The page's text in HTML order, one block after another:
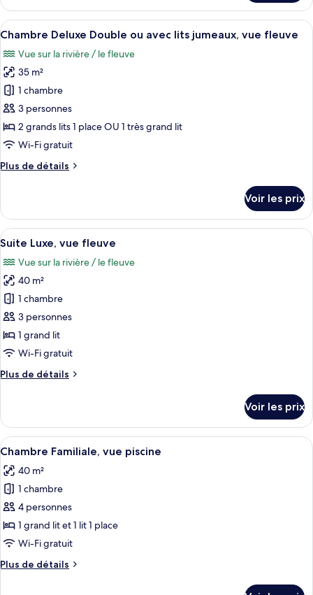
Deluxe,
vue
le
type
de
Chambre
Double
Deluxe,
vue
piscine
Afficher
toutes
les
photos
pour
ce
type
de
chambre :
Chambre
ou
avec
lits
jumeaux,
vue
fleuve
Une chambre d’hôtel avec deux
9
Chambre Deluxe Double ou avec lits jumeaux, vue fleuve
Vue sur la rivière / le fleuve
35 m²
1 chambre
3 personnes
2 grands lits 1 place OU 1 très grand lit
Wi-Fi gratuit
Plus de détails
Plus
le
type
de
Chambre
Deluxe
Double
ou
avec
lits
jumeaux,
vue
Voir les prix
Afficher
toutes
les
photos
pour
ce
type
de
chambre :
Suite
fleuve
Une salle de bain moderne avec
22
Suite Luxe, vue fleuve
Vue sur la rivière / le fleuve
40 m²
1 chambre
3 personnes
1 grand lit
Wi-Fi gratuit
Plus de détails
Plus
le
type
de
Suite
Luxe,
vue
fleuve
Voir les prix
Afficher
toutes
les
photos
pour
ce
type
chambre :
Une chambre d’hôtel avec un
8
Chambre Familiale, vue piscine
40 m²
1 chambre
4 personnes
1 grand lit et 1 lit 1 place
Wi-Fi gratuit
Plus de détails
Plus